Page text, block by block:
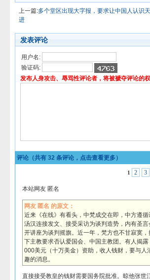
上一篇:多个堂区出现大字报，要求让中国人认识
进
发表评论
用户名:
验证码:
发布人身攻击、辱骂性评论者，将被褫夺评论的权
评论（共有 32 条评论，点击查看更多）
1 2 3
本站网友 匿名
网友 匿名 的原文：
近来《在线》有看头，中梵成交在即，中方遵
汤汉连接发文、接受采访为谈判造势，内有圣
开讲座为谈判摇旗。近一年，梵方也不甘寂寞
下主教要求否认爱国会、中国主教团。有人揭
000美元（十万美金）资助，收人钱财，要与
趣的消息。
直接接受教皇的钱财需要国务院批准。晾他张世